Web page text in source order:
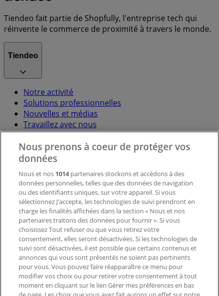
Tiendeo fait partie de Shopfully, l'entreprise tech qui
réinvente le commerce de proximité à travers le monde.
Tiendeo
Notre activité
Solutions professionnelles
Nouvelles et médias
Travaillez avec nous
Contactez-nous
Demande marketing et professionnelle
Magasin mal situé sur la carte
Signaler un prospectus
Vous rencontrez un problème technique sur l’appli
ou le site?
Index
Marques
Nous prenons à coeur de protéger vos
données
Nous et nos 1014partenaires stockons et accédons à des
données personnelles, telles que des données de navigation
ou des identifiants uniques, sur votre appareil. Si vous
sélectionnez J'accepte, les technologies de suivi prendront en
charge les finalités affichées dans la section « Nous et nos
partenaires traitons des données pour fournir ». Si vous
choisissez Tout refuser ou que vous retirez votre
consentement, elles seront désactivées. Si les technologies de
suivi sont désactivées, il est possible que certains contenus et
annonces qui vous sont présentés ne soient pas pertinents
pour vous. Vous pouvez faire réapparaître ce menu pour
modifier vos choix ou pour retirer votre consentement à tout
moment en cliquant sur le lien Gérer mes préférences en bas